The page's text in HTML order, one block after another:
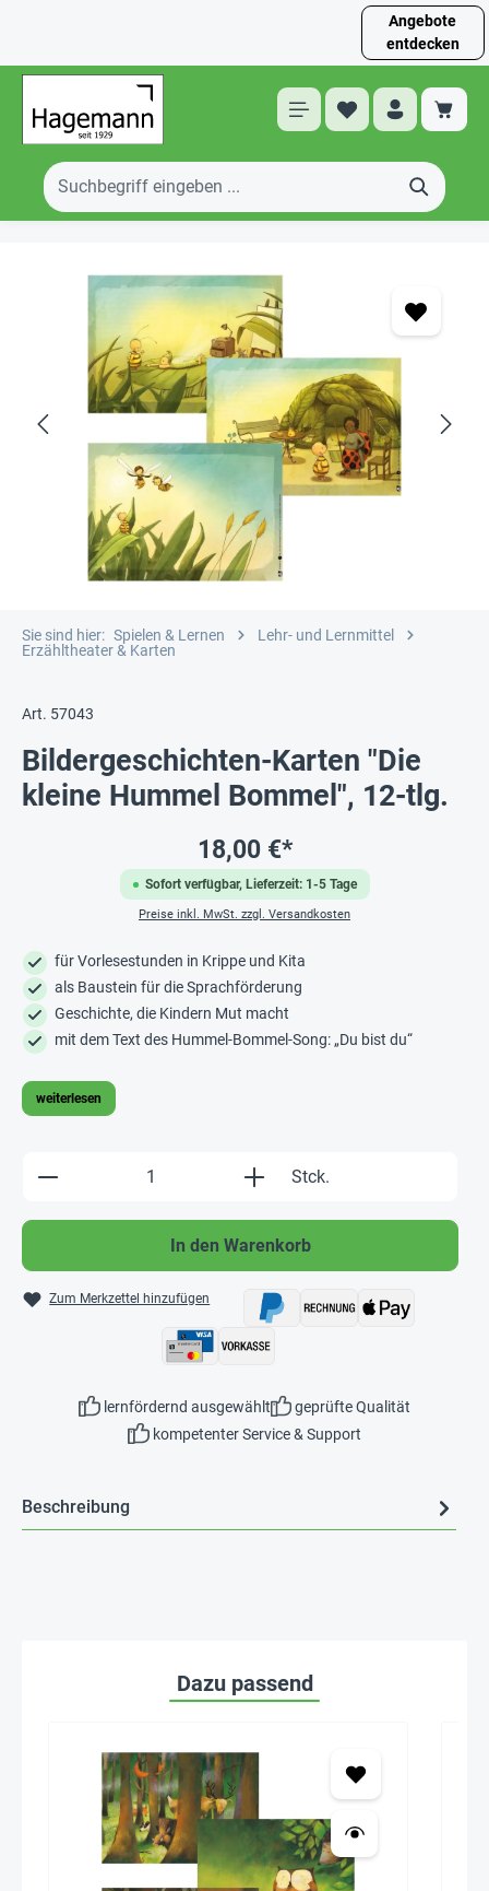
Angebote
entdecken
Sie sind hier: Spielen & Lernen
Lehr- und Lernmittel
Erzähltheater & Karten
Art. 57043
Bildergeschichten-Karten "Die
kleine Hummel Bommel", 12-tlg.
Sofort verfügbar, Lieferzeit: 1-5 Tage
18,00 €*
Preise inkl. MwSt. zzgl. Versandkosten
für Vorlesestunden in Krippe und Kita
als Baustein für die Sprachförderung
Geschichte, die Kindern Mut macht
mit dem Text des Hummel-Bommel-Song: „Du bist du“
weiterlesen
Produkt Anzahl: Gib den gewünschten
Stck.
In den Warenkorb
Zum Merkzettel hinzufügen
lernfördernd ausgewählt
geprüfte Qualität
kompetenter Service & Support
Beschreibung
Dazu passend